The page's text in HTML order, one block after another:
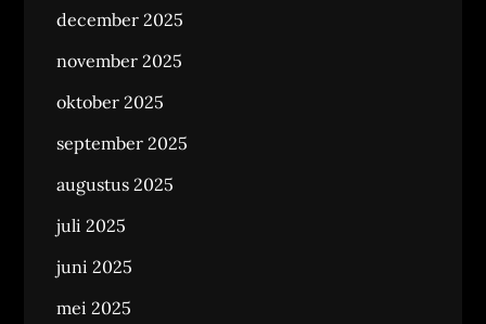
december 2025
november 2025
oktober 2025
september 2025
augustus 2025
juli 2025
juni 2025
mei 2025